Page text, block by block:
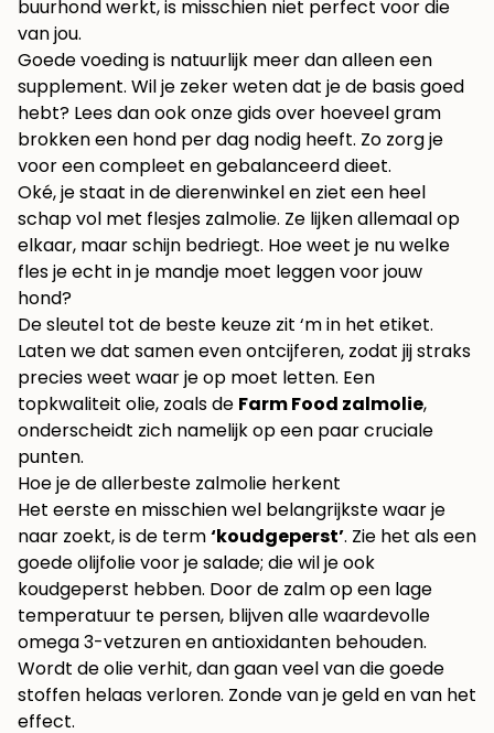
buurhond werkt, is misschien niet perfect voor die
van jou.
Goede voeding is natuurlijk meer dan alleen een
supplement. Wil je zeker weten dat je de basis goed
hebt? Lees dan ook onze gids over hoeveel gram
brokken een hond per dag nodig heeft. Zo zorg je
voor een compleet en gebalanceerd dieet.
Oké, je staat in de dierenwinkel en ziet een heel
schap vol met flesjes zalmolie. Ze lijken allemaal op
elkaar, maar schijn bedriegt. Hoe weet je nu welke
fles je echt in je mandje moet leggen voor jouw
hond?
De sleutel tot de beste keuze zit ‘m in het etiket.
Laten we dat samen even ontcijferen, zodat jij straks
precies weet waar je op moet letten. Een
topkwaliteit olie, zoals de Farm Food zalmolie,
onderscheidt zich namelijk op een paar cruciale
punten.
Hoe je de allerbeste zalmolie herkent
Het eerste en misschien wel belangrijkste waar je
naar zoekt, is de term‘koudgeperst’. Zie het als een
goede olijfolie voor je salade; die wil je ook
koudgeperst hebben. Door de zalm op een lage
temperatuur te persen, blijven alle waardevolle
omega 3-vetzuren en antioxidanten behouden.
Wordt de olie verhit, dan gaan veel van die goede
stoffen helaas verloren. Zonde van je geld en van het
effect.